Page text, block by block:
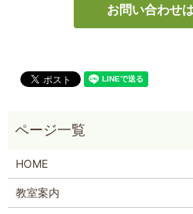
お問い合わせ
HOME
教室案内